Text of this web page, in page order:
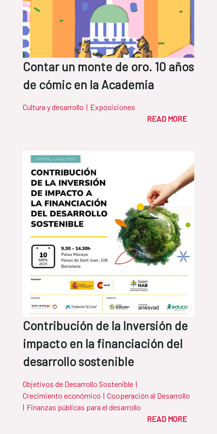
Contar un monte de oro. 10 años
de cómic en la Academia
Cultura y desarrollo | Exposiciones
READ MORE
Contribución de la Inversión de
impacto en la financiación del
desarrollo sostenible
Objetivos de Desarrollo Sostenible |
Crecimiento económico | Cooperación al Desarrollo
| Finanzas públicas para el desarrollo
READ MORE